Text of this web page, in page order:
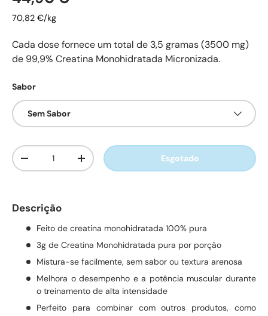
70,82 €/kg
Cada dose fornece um total de 3,5 gramas (3500 mg)
de 99,9% Creatina Monohidratada Micronizada.
Sabor
Sem Sabor
Qtd.
Diminuir quantidadeAumente a quantidadeEsgotado
Descrição
Feito de creatina monohidratada 100% pura
3g de Creatina Monohidratada pura por porção
Mistura-se facilmente, sem sabor ou textura arenosa
Melhora o desempenho e a potência muscular durante
o treinamento de alta intensidade
Perfeito para combinar com outros produtos, como